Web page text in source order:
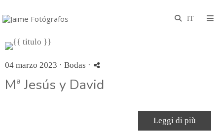
04 marzo 2023 · Bodas ·
Mª Jesús y David
Leggi di più